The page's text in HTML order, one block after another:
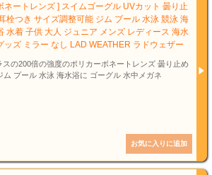
ネートレンズ ] スイムゴーグル UVカット 曇り止
栓つき サイズ調整可能 ジム プール 水泳 競泳 海
水着 子供 大人 ジュニア メンズ レディース 海水
ッズ ミラー なし LAD WEATHER ラドウェザー
スの200倍の強度のポリカーボネートレンズ 曇り止め
プール 水泳 海水浴に ゴーグル 水中メガネ